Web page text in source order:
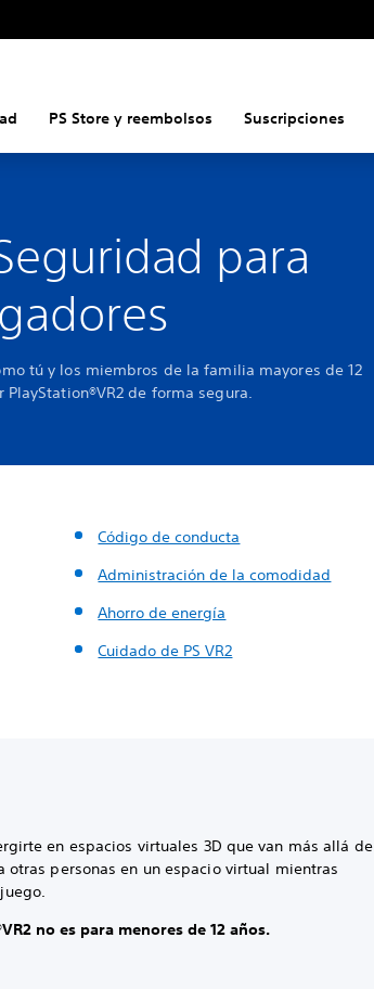
PS Store y reembolsos Suscripciones
para
tú y los miembros de la familia mayores de 12
PlayStation®VR2 de forma segura.
Código de conducta
Administración de la comodidad
Ahorro de energía
Cuidado de PS VR2
en espacios virtuales 3D que van más allá de
otras personas en un espacio virtual mientras
no es para menores de 12 años.